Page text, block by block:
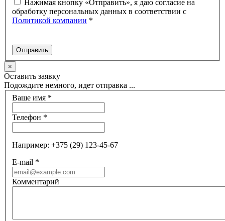
Нажимая кнопку «Отправить», я даю согласие на
обработку персональных данных в соответствии с
Политикой компании *
×
Оставить заявку
Подождите немного, идет отправка ...
Ваше имя *
Телефон *
Например: +375 (29) 123-45-67
E-mail *
Комментарий